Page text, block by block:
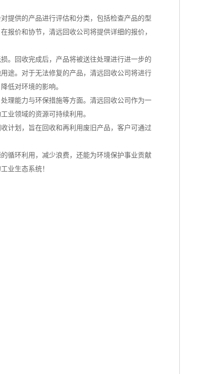
提供的产品进行评估和分类，包括检查产品的型
报价和协节，清远回收公司将提供详细的报价，
。回收完成后，产品将被送往处理进行进一步的
途。对于无法修复的产品，清远回收公司将进行
低对环境的影响。
理能力与环保措施等方面。清远回收公司作为一
业领域的资源可持续利用。
计划，旨在回收和再利用废旧产品，客户可通过
循环利用，减少浪费，还能为环境保护事业贡献
业生态系统！